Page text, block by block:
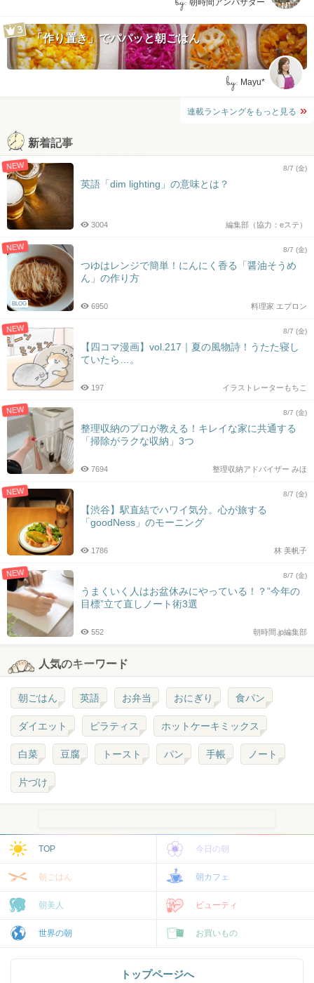
朝時間アンバサダー
「作り置き」でパパッと朝ごはん
by: Mayu*
連載ランキングをもっと見る
新着記事
NEW 8/7 (金)
英語「dim lighting」の意味とは？
編集部（協力：eステ）
3004
NEW
BLOG
8/7 (金)
つゆはレンジで簡単！にんにく香る「醤油そうめ
ん」の作り方
料理家 エプロン
6950
NEW 8/7 (金)
【四コマ漫画】vol.217｜夏の風物詩！うたた寝し
ていたら…。
イラストレーターもちこ
197
NEW 8/7 (金)
整理収納のプロが教える！キレイな家に共通する
「掃除がラクな収納」3つ
整理収納アドバイザー みほ
7694
NEW 8/7 (金)
【渋谷】駅直結でハワイ気分。心が旅する
「goodNess」のモーニング
林 美帆子
1786
NEW 8/7 (金)
うまくいく人はお盆休みにやっている！？”今年の
目標”立て直しノート術3選
朝時間.jp編集部
552
人気のキーワード
朝ごはん 英語 お弁当 おにぎり 食パン
ダイエット ピラティス ホットケーキミックス
白菜 豆腐 トースト パン 手帳 ノート
片づけ
TOP 今日の朝
朝ごはん 朝カフェ
朝美人 ビューティ
世界の朝 お買いもの
トップページへ